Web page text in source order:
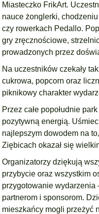
Miasteczko FrikArt.
nauce żonglerki,
czy rowerkach Pedallo.
gry zręcznościowe,
prowadzonych przez
Na uczestników czekały
cukrowa, popcorn oraz
piknikowy charakter
Przez całe popołudnie
pozytywną energią.
najlepszym dowodem na
Ziębicach okazał się
Organizatorzy dziękują
przybycie oraz wszystkim
przygotowanie wydarzenia
partnerom i sponsorom.
mieszkańcy mogli przeżyć